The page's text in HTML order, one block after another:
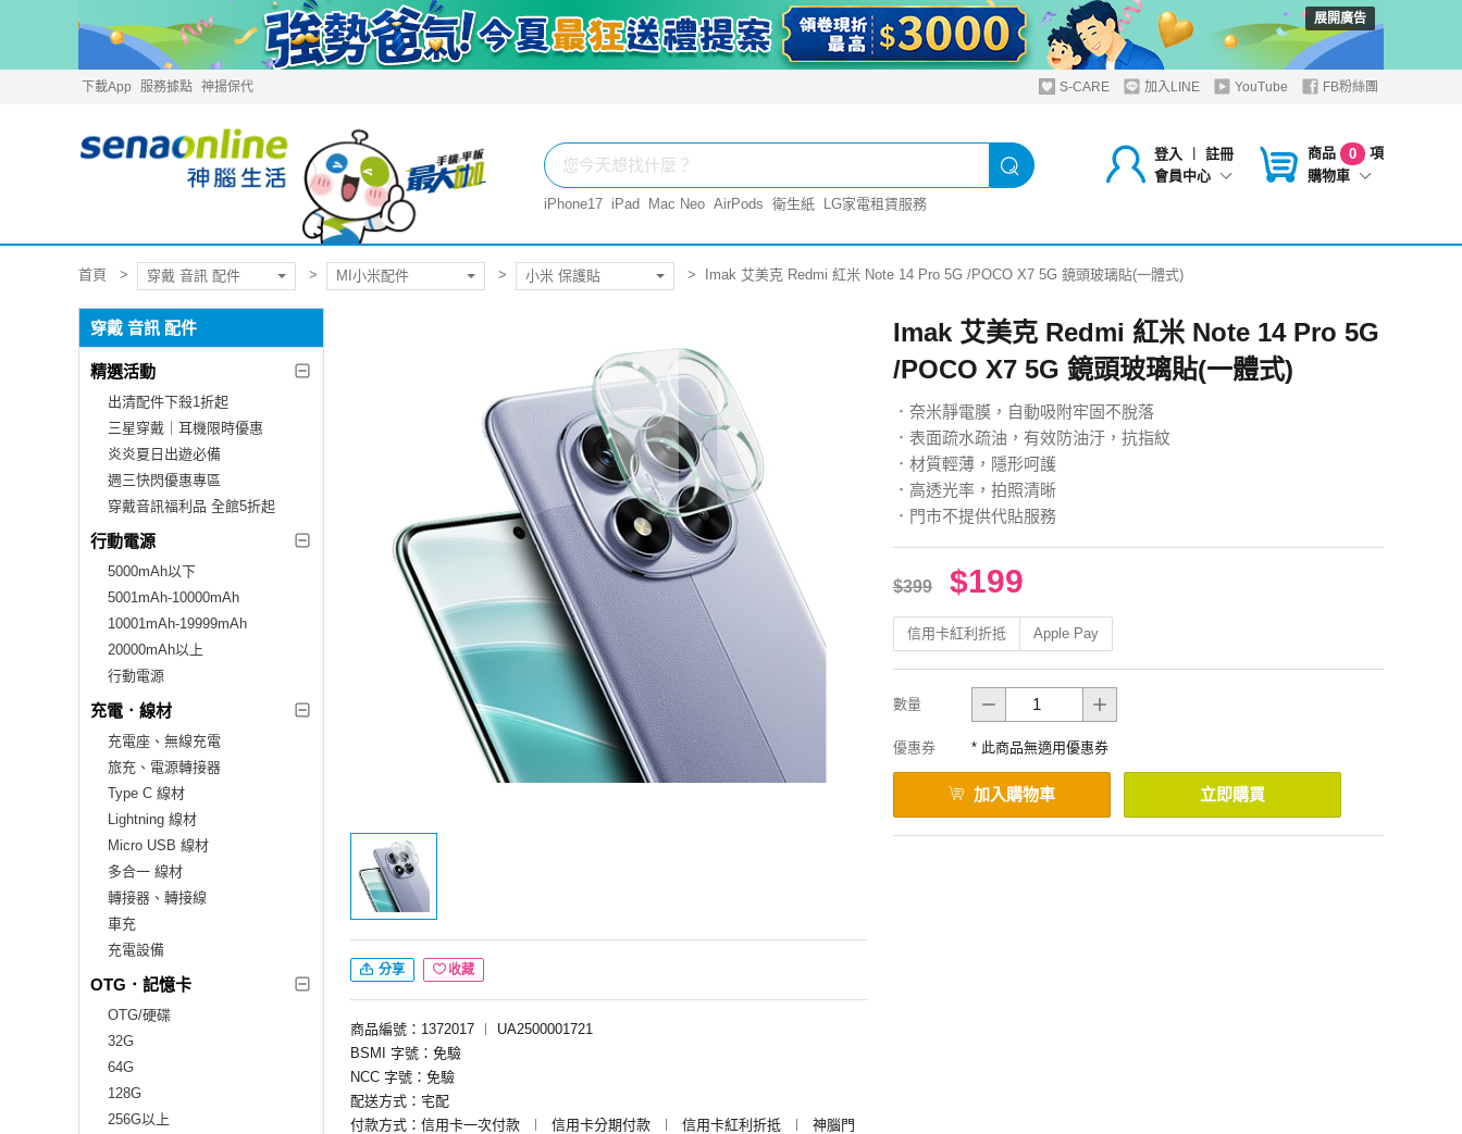
展開廣告
下載App 服務據點 神揚保代 S-CARE 加入LINE YouTube FB粉絲團
登入 ︱
註冊
會員中心
商品 0
項
購物車
iPhone17 iPad Mac Neo AirPods 衛生紙 LG家電租賃服務
首頁 穿戴 音訊 配件 MI小米配件 小米 保護貼 Imak 艾美克 Redmi 紅米 Note 14 Pro 5G /POCO X7 5G 鏡頭玻璃貼(一體式)
穿戴 音訊 配件
精選活動
出清配件下殺1折起
三星穿戴｜耳機限時優惠
炎炎夏日出遊必備
週三快閃優惠專區
穿戴音訊福利品 全館5折起
行動電源
5000mAh以下
5001mAh-10000mAh
10001mAh-19999mAh
20000mAh以上
行動電源
充電．線材
充電座、無線充電
旅充、電源轉接器
Type C 線材
Lightning 線材
Micro USB 線材
多合一 線材
轉接器、轉接線
車充
充電設備
OTG．記憶卡
OTG/硬碟
32G
64G
128G
256G以上
分享 收藏
商品編號：1372017 ︱
UA2500001721
BSMI 字號：免驗
NCC 字號：免驗
配送方式：宅配
付款方式：信用卡一次付款
︱ 信用卡分期付款 ︱ 信用卡紅利折抵 ︱
神腦門
Imak 艾美克 Redmi 紅米 Note 14 Pro 5G
/POCO X7 5G 鏡頭玻璃貼(一體式)
．奈米靜電膜，自動吸附牢固不脫落
．表面疏水疏油，有效防油汙，抗指紋
．材質輕薄，隱形呵護
．高透光率，拍照清晰
．門市不提供代貼服務
$399 $199
信用卡紅利折抵 Apple Pay
數量
優惠券 * 此商品無適用優惠券
加入購物車 立即購買